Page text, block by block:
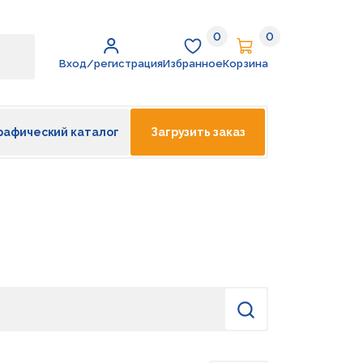
Вход/регистрация
Избранное
0
Избранное
Корзина
0
Корзина
каталог Загрузить заказ
Найти